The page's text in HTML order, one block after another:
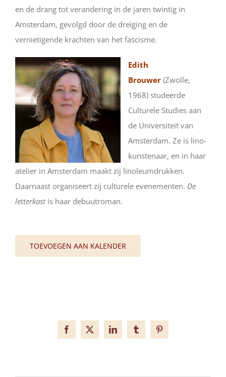
en de drang tot verandering in de jaren twintig in
Amsterdam, gevolgd door de dreiging en de
vernietigende krachten van het fascisme.
Edith
Brouwer (Zwolle,
1968) studeerde
Culturele Studies aan
de Universiteit van
Amsterdam. Ze is lino-
kunstenaar, en in haar
atelier in Amsterdam maakt zij linoleumdrukken.
Daarnaast organiseert zij culturele evenementen. De
letterkastis haar debuutroman.​
TOEVOEGEN AAN KALENDER
Facebook
X LinkedInTumblrPinterest